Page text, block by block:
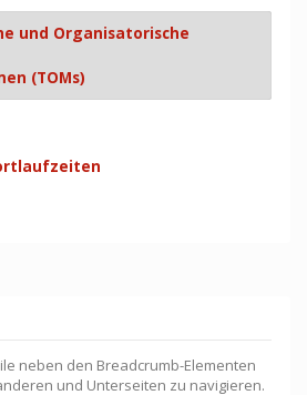
und Organisatorische
(TOMs)
neben den Breadcrumb-Elementen
und Unterseiten zu navigieren.